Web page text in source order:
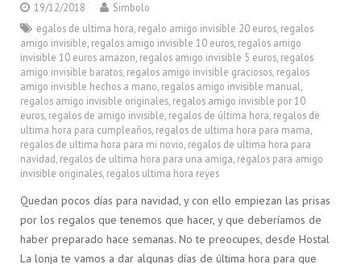
19/12/2018
Simbolo
egalos de ultima hora regalo amigo invisible 20 euros regalos
amigo invisible regalos amigo invisible 10 euros regalos amigo
invisible 10 euros amazon regalos amigo invisible 5 euros regalos
amigo invisible baratos regalos amigo invisible graciosos regalos
amigo invisible hechos a mano regalos amigo invisible manual
regalos amigo invisible originales regalos amigo invisible por 10
euros regalos de amigo invisible regalos de última hora regalos de
ultima hora para cumpleaños regalos de ultima hora para mama
regalos de ultima hora para mi novio regalos de ultima hora para
navidad regalos de ultima hora para una amiga regalos para amigo
invisible originales regalos ultima hora reyes
Quedan pocos días para navidad, y con ello empiezan las prisas
por los regalos que tenemos que hacer, y que deberíamos de
haber preparado hace semanas. No te preocupes, desde Hostal
La lonja te vamos a dar algunas días de última hora para que